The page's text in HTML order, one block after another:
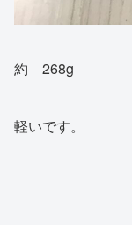
約 268g
軽いです。